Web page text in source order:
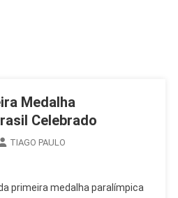
Medalha
Celebrado
TIAGO PAULO
primeira medalha paralímpica